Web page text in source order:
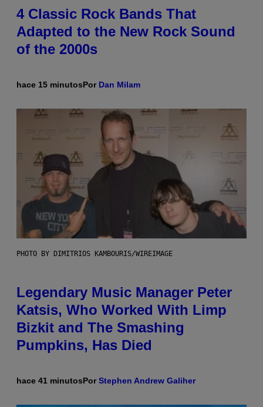
4 Classic Rock Bands That
Adapted to the New Rock Sound
of the 2000s
hace 15 minutosPor Dan Milam
PHOTO BY DIMITRIOS KAMBOURIS/WIREIMAGE
Legendary Music Manager Peter
Katsis, Who Worked With Limp
Bizkit and The Smashing
Pumpkins, Has Died
hace 41 minutosPorStephen Andrew Galiher